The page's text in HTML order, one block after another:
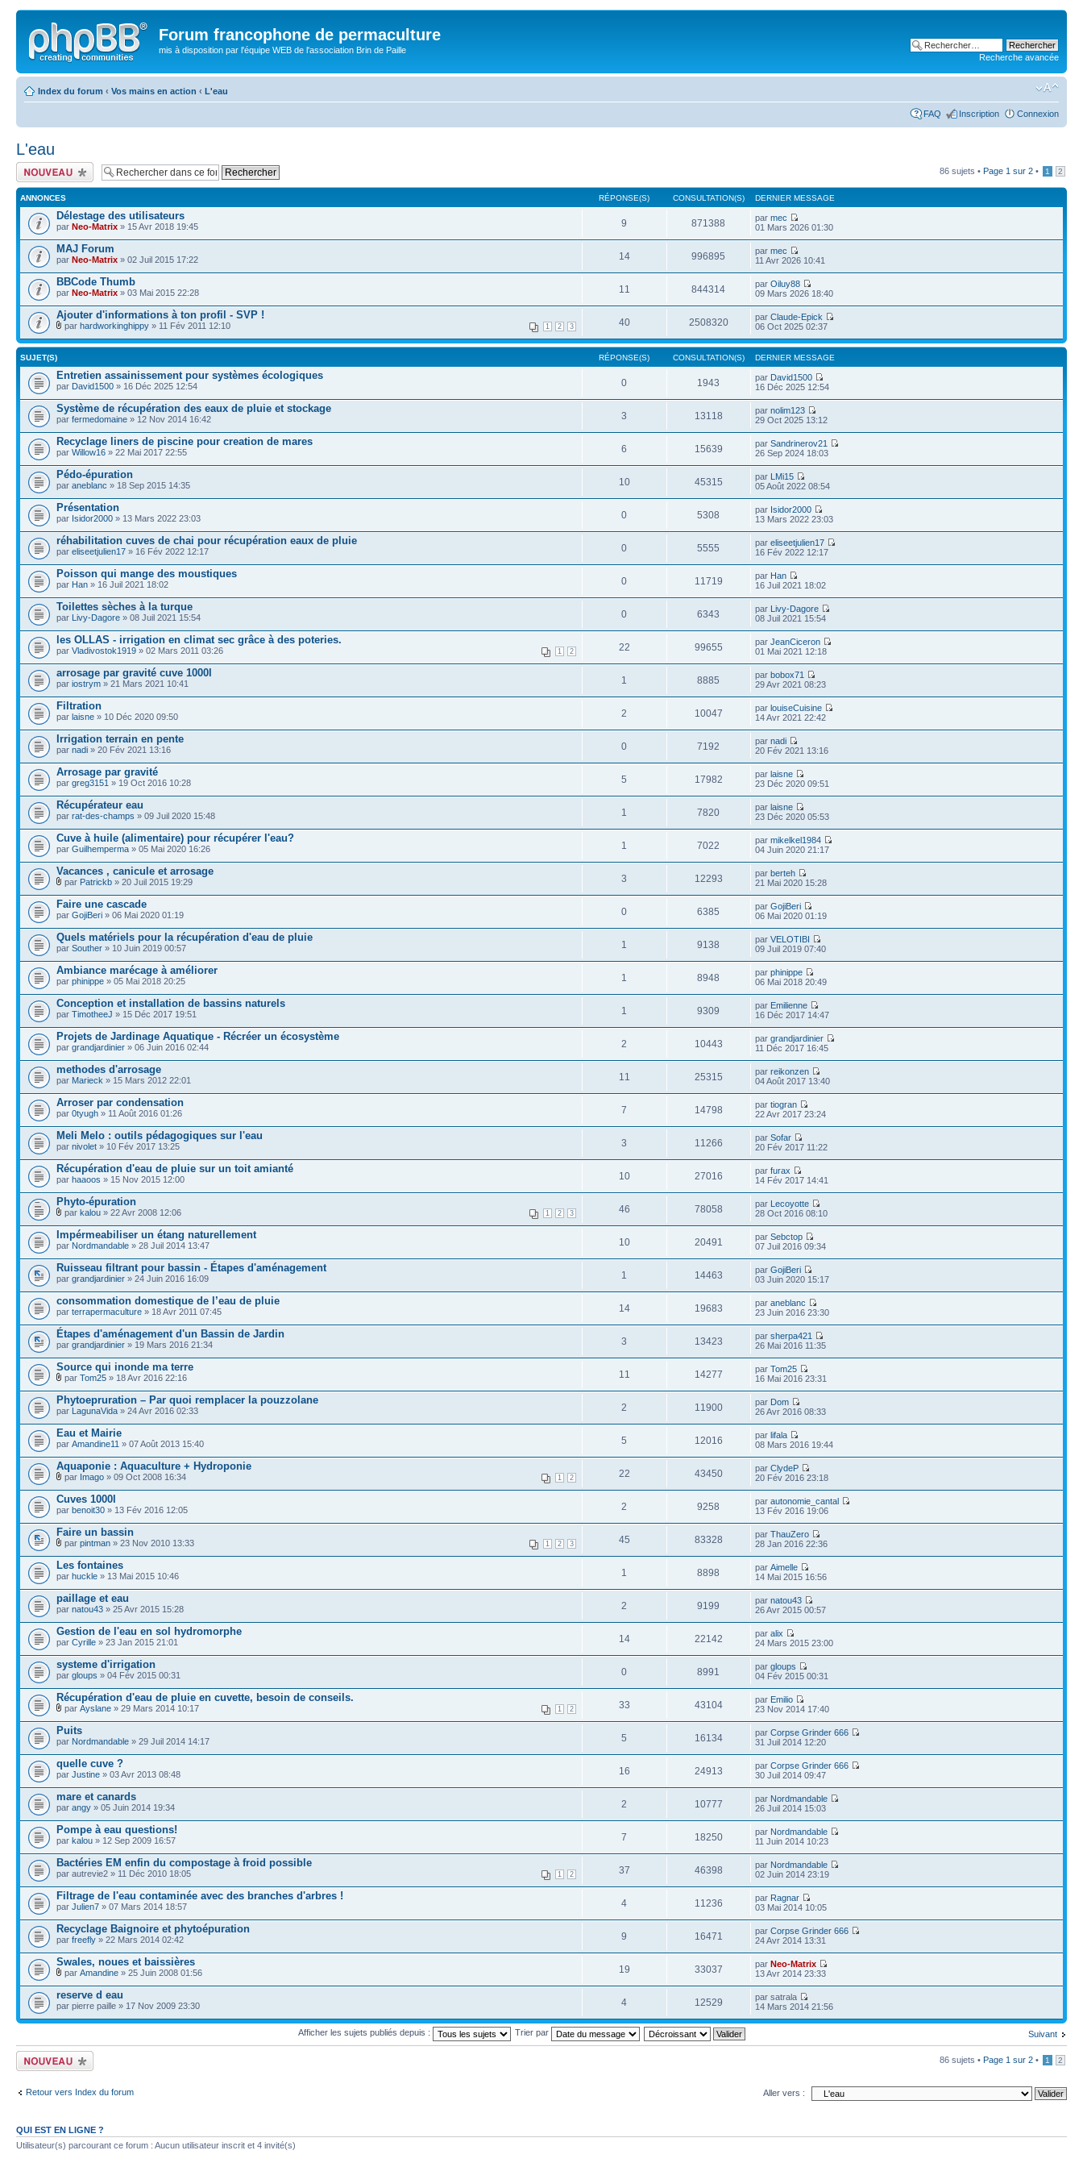
Forum francophone de permaculture
mis à disposition par l'équipe WEB de l'association Brin de Paille
Recherche avancée
Index du forum ‹ Vos mains en action ‹ L'eau
FAQ Inscription Connexion
L'eau
Publier un nouveau
sujet
86 sujets • Page 1 sur 2 • 1 2
ANNONCES RÉPONSE(S) CONSULTATION(S) DERNIER MESSAGE
Délestage des utilisateurs
par Neo-Matrix » 15 Avr 2018 19:45 9 871388 parmec
01 Mars 2026 01:30
MAJ Forum
par Neo-Matrix » 02 Juil 2015 17:22 14 996895 parmec
11 Avr 2026 10:41
BBCode Thumb
par Neo-Matrix » 03 Mai 2015 22:28 11 844314 parOiluy88
09 Mars 2026 18:40
Ajouter d'informations à ton profil - SVP !
1 2 3
par hardworkinghippy » 11 Fév 2011 12:10 40 2508320 parClaude-Epick
06 Oct 2025 02:37
SUJET(S) RÉPONSE(S) CONSULTATION(S) DERNIER MESSAGE
Entretien assainissement pour systèmes écologiques
par David1500 » 16 Déc 2025 12:54 0 1943 par David1500
16 Déc 2025 12:54
Système de récupération des eaux de pluie et stockage
par fermedomaine » 12 Nov 2014 16:42 3 13118 parnolim123
29 Oct 2025 13:12
Recyclage liners de piscine pour creation de mares
par Willow16 » 22 Mai 2017 22:55 6 15639 parSandrinerov21
26 Sep 2024 18:03
Pédo-épuration
par aneblanc » 18 Sep 2015 14:35 10 45315 par LMi15
05 Août 2022 08:54
Présentation
par Isidor2000 » 13 Mars 2022 23:03 0 5308 par Isidor2000
13 Mars 2022 23:03
réhabilitation cuves de chai pour récupération eaux de pluie
par eliseetjulien17 » 16 Fév 2022 12:17 0 5555 pareliseetjulien17
16 Fév 2022 12:17
Poisson qui mange des moustiques
par Han » 16 Juil 2021 18:02 0 11719 par Han
16 Juil 2021 18:02
Toilettes sèches à la turque
par Livy-Dagore » 08 Juil 2021 15:54 0 6343 par Livy-Dagore
08 Juil 2021 15:54
les OLLAS - irrigation en climat sec grâce à des poteries.
1 2
par Vladivostok1919 » 02 Mars 2011 03:26 22 99655 parJeanCiceron
01 Mai 2021 12:18
arrosage par gravité cuve 1000l
par iostrym » 21 Mars 2021 10:41 1 8885 parbobox71
29 Avr 2021 08:23
Filtration
par laisne » 10 Déc 2020 09:50 2 10047 parlouiseCuisine
14 Avr 2021 22:42
Irrigation terrain en pente
par nadi » 20 Fév 2021 13:16 0 7192 parnadi
20 Fév 2021 13:16
Arrosage par gravité
par greg3151 » 19 Oct 2016 10:28 5 17982 parlaisne
23 Déc 2020 09:51
Récupérateur eau
par rat-des-champs » 09 Juil 2020 15:48 1 7820 parlaisne
23 Déc 2020 05:53
Cuve à huile (alimentaire) pour récupérer l'eau?
par Guilhemperma » 05 Mai 2020 16:26 1 7022 parmikelkel1984
04 Juin 2020 21:17
Vacances , canicule et arrosage
par Patrickb » 20 Juil 2015 19:29 3 12293 parberteh
21 Mai 2020 15:28
Faire une cascade
par GojiBeri » 06 Mai 2020 01:19 0 6385 parGojiBeri
06 Mai 2020 01:19
Quels matériels pour la récupération d'eau de pluie
par Souther » 10 Juin 2019 00:57 1 9138 parVELOTIBI
09 Juil 2019 07:40
Ambiance marécage à améliorer
par phinippe » 05 Mai 2018 20:25 1 8948 parphinippe
06 Mai 2018 20:49
Conception et installation de bassins naturels
par TimotheeJ » 15 Déc 2017 19:51 1 9309 par Emilienne
16 Déc 2017 14:47
Projets de Jardinage Aquatique - Récréer un écosystème
par grandjardinier » 06 Juin 2016 02:44 2 10443 pargrandjardinier
11 Déc 2017 16:45
methodes d'arrosage
par Marieck » 15 Mars 2012 22:01 11 25315 parreikonzen
04 Août 2017 13:40
Arroser par condensation
par 0tyugh » 11 Août 2016 01:26 7 14798 partiogran
22 Avr 2017 23:24
Meli Melo : outils pédagogiques sur l'eau
par nivolet » 10 Fév 2017 13:25 3 11266 parSofar
20 Fév 2017 11:22
Récupération d'eau de pluie sur un toit amianté
par haaoos » 15 Nov 2015 12:00 10 27016 parfurax
14 Fév 2017 14:41
Phyto-épuration
1 2 3
par kalou » 22 Avr 2008 12:06 46 78058 par Lecoyotte
28 Oct 2016 08:10
Impérmeabiliser un étang naturellement
par Nordmandable » 28 Juil 2014 13:47 10 20491 parSebctop
07 Juil 2016 09:34
Ruisseau filtrant pour bassin - Étapes d'aménagement
par grandjardinier » 24 Juin 2016 16:09 1 14463 parGojiBeri
03 Juin 2020 15:17
consommation domestique de l’eau de pluie
par terrapermaculture » 18 Avr 2011 07:45 14 19683 paraneblanc
23 Juin 2016 23:30
Étapes d'aménagement d'un Bassin de Jardin
par grandjardinier » 19 Mars 2016 21:34 3 13423 parsherpa421
26 Mai 2016 11:35
Source qui inonde ma terre
par Tom25 » 18 Avr 2016 22:16 11 14277 parTom25
16 Mai 2016 23:31
Phytoepruration – Par quoi remplacer la pouzzolane
par LagunaVida » 24 Avr 2016 02:33 2 11900 par Dom
26 Avr 2016 08:33
Eau et Mairie
par Amandine11 » 07 Août 2013 15:40 5 12016 parlifala
08 Mars 2016 19:44
Aquaponie : Aquaculture + Hydroponie
1 2
par Imago » 09 Oct 2008 16:34 22 43450 parClydeP
20 Fév 2016 23:18
Cuves 1000l
par benoit30 » 13 Fév 2016 12:05 2 9258 parautonomie_cantal
13 Fév 2016 19:06
Faire un bassin
1 2 3
par pintman » 23 Nov 2010 13:33 45 83328 parThauZero
28 Jan 2016 22:36
Les fontaines
par huckle » 13 Mai 2015 10:46 1 8898 parAimelle
14 Mai 2015 16:56
paillage et eau
par natou43 » 25 Avr 2015 15:28 2 9199 parnatou43
26 Avr 2015 00:57
Gestion de l'eau en sol hydromorphe
par Cyrille » 23 Jan 2015 21:01 14 22142 paralix
24 Mars 2015 23:00
systeme d'irrigation
par gloups » 04 Fév 2015 00:31 0 8991 pargloups
04 Fév 2015 00:31
Récupération d'eau de pluie en cuvette, besoin de conseils.
1 2
par Ayslane » 29 Mars 2014 10:17 33 43104 par Emilio
23 Nov 2014 17:40
Puits
par Nordmandable » 29 Juil 2014 14:17 5 16134 parCorpse Grinder 666
31 Juil 2014 12:20
quelle cuve ?
par Justine » 03 Avr 2013 08:48 16 24913 parCorpse Grinder 666
30 Juil 2014 09:47
mare et canards
par angy » 05 Juin 2014 19:34 2 10777 par Nordmandable
26 Juil 2014 15:03
Pompe à eau questions!
par kalou » 12 Sep 2009 16:57 7 18250 par Nordmandable
11 Juin 2014 10:23
Bactéries EM enfin du compostage à froid possible
1 2
par autrevie2 » 11 Déc 2010 18:05 37 46398 par Nordmandable
02 Juin 2014 23:19
Filtrage de l'eau contaminée avec des branches d'arbres !
par Julien7 » 07 Mars 2014 18:57 4 11236 par Ragnar
03 Mai 2014 10:05
Recyclage Baignoire et phytoépuration
par freefly » 22 Mars 2014 02:42 9 16471 parCorpse Grinder 666
24 Avr 2014 13:31
Swales, noues et baissières
par Amandine » 25 Juin 2008 01:56 19 33037 parNeo-Matrix
13 Avr 2014 23:33
reserve d eau
par pierre paille » 17 Nov 2009 23:30 4 12529
par satrala
14 Mars 2014 21:56
Suivant
Afficher les sujets publiés depuis : Trier par
Publier un nouveau
sujet
86 sujets • Page 1 sur 2 • 1 2
Retour vers Index du forum Aller vers :
QUI EST EN LIGNE ?
Utilisateur(s) parcourant ce forum : Aucun utilisateur inscrit et 4 invité(s)